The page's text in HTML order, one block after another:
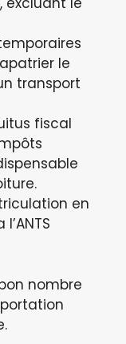
le
transport
fiscal
en
nombre